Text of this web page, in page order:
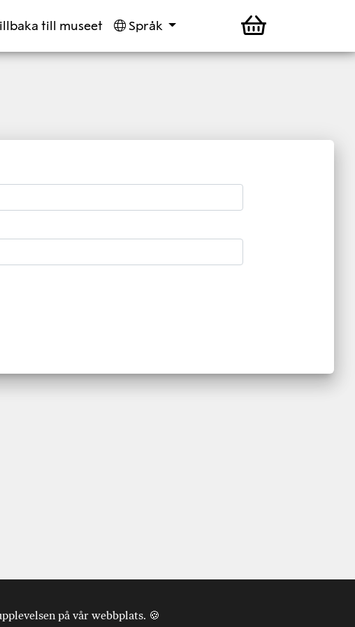
till museet Språk
på vår webbplats. 🍪